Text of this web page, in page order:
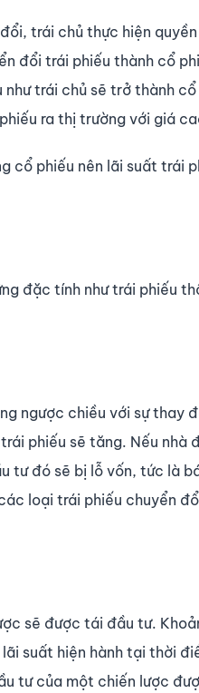
trái chủ thực hiện
đổi trái phiếu thành cổ
trái chủ sẽ trở thành
ra thị trường với giá
cổ phiếu nên lãi suất trái
đặc tính như trái phiếu
ngược chiều với sự thay
phiếu sẽ tăng. Nếu
tư đó sẽ bị lỗ vốn, tức là
loại trái phiếu chuyển
sẽ được tái đầu tư.
suất hiện hành tại thời
tư của một chiến lược